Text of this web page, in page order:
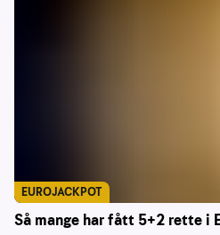
Så mange har fått 5+2 rette i
EUROJACKPOT